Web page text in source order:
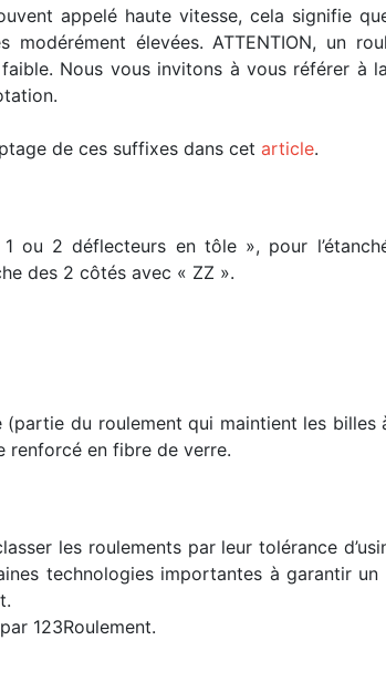
appelé haute vitesse, cela signifie
modérément élevées. ATTENTION, un
Nous vous invitons à vous référer à
de ces suffixes dans cet article.
ou 2 déflecteurs en tôle », pour
des 2 côtés avec « ZZ ».
du roulement qui maintient les billes
renforcé en fibre de verre.
les roulements par leur tolérance
technologies importantes à garantir
123Roulement.